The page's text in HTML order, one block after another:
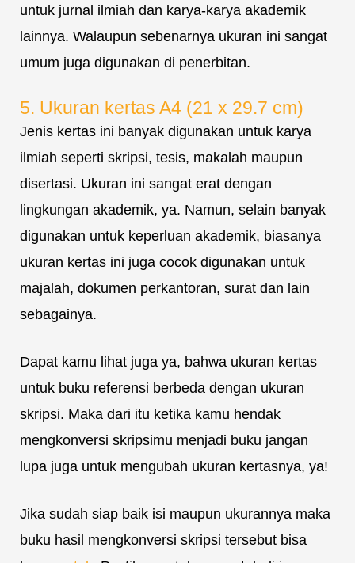
untuk jurnal ilmiah dan karya-karya akademik
lainnya. Walaupun sebenarnya ukuran ini sangat
umum juga digunakan di penerbitan.
5. Ukuran kertas A4 (21 x 29.7 cm)
Jenis kertas ini banyak digunakan untuk karya
ilmiah seperti skripsi, tesis, makalah maupun
disertasi. Ukuran ini sangat erat dengan
lingkungan akademik, ya. Namun, selain banyak
digunakan untuk keperluan akademik, biasanya
ukuran kertas ini juga cocok digunakan untuk
majalah, dokumen perkantoran, surat dan lain
sebagainya.
Dapat kamu lihat juga ya, bahwa ukuran kertas
untuk buku referensi berbeda dengan ukuran
skripsi. Maka dari itu ketika kamu hendak
mengkonversi skripsimu menjadi buku jangan
lupa juga untuk mengubah ukuran kertasnya, ya!
Jika sudah siap baik isi maupun ukurannya maka
buku hasil mengkonversi skripsi tersebut bisa